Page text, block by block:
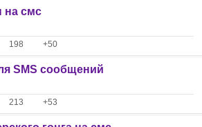
на смс
198 +50
SMS сообщений
213 +53